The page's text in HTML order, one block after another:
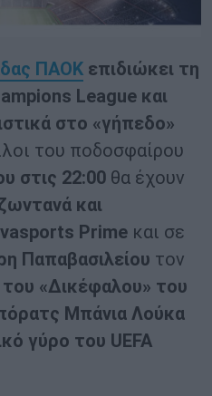
ΠΑΟΚ επιδιώκει τη
League και
στο «γήπεδο»
του ποδοσφαίρου
στις 22:00 θα έχουν
και
Prime και σε
Παπαβασιλείου τον
«Δικέφαλου» του
Μπάνια Λούκα
γύρο του UEFA